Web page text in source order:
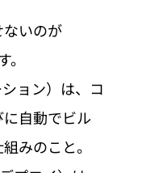
いのが
ョン）は、コ
自動でビル
みのこと。